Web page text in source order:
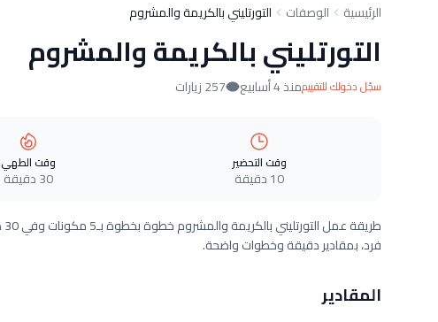
الرئيسية الوصفات التورتليني بالكريمة والمشروم
التورتليني بالكريمة والمشروم
سجّل دخولك للتقييممنذ 4 أسابيع 257 زيارات
وقت التحضير
10 دقيقة
وقت الطهي
30 دقيقة
فرد، بمقادير دقيقة وخطوات واضحة.
المقادير